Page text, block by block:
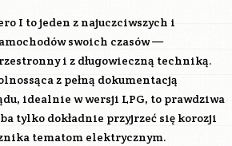
I to jeden z najuczciwszych i
swoich czasów —
i z długowieczną techniką.
z pełną dokumentacją
idealnie w wersji LPG, to prawdziwa
tylko dokładnie przyjrzeć się korozji
tematom elektrycznym.